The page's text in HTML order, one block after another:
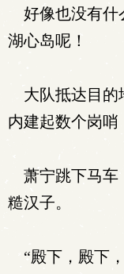
好像也没有什
湖心岛呢！
大队抵达目的
内建起数个岗哨
萧宁跳下马车
糙汉子。
“殿下，殿下